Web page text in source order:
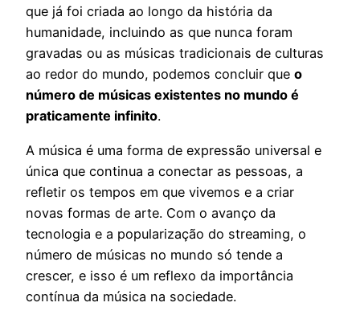
que já foi criada ao longo da história da
humanidade, incluindo as que nunca foram
gravadas ou as músicas tradicionais de culturas
ao redor do mundo, podemos concluir que o
número de músicas existentes no mundo é
praticamente infinito.
A música é uma forma de expressão universal e
única que continua a conectar as pessoas, a
refletir os tempos em que vivemos e a criar
novas formas de arte. Com o avanço da
tecnologia e a popularização do streaming, o
número de músicas no mundo só tende a
crescer, e isso é um reflexo da importância
contínua da música na sociedade.